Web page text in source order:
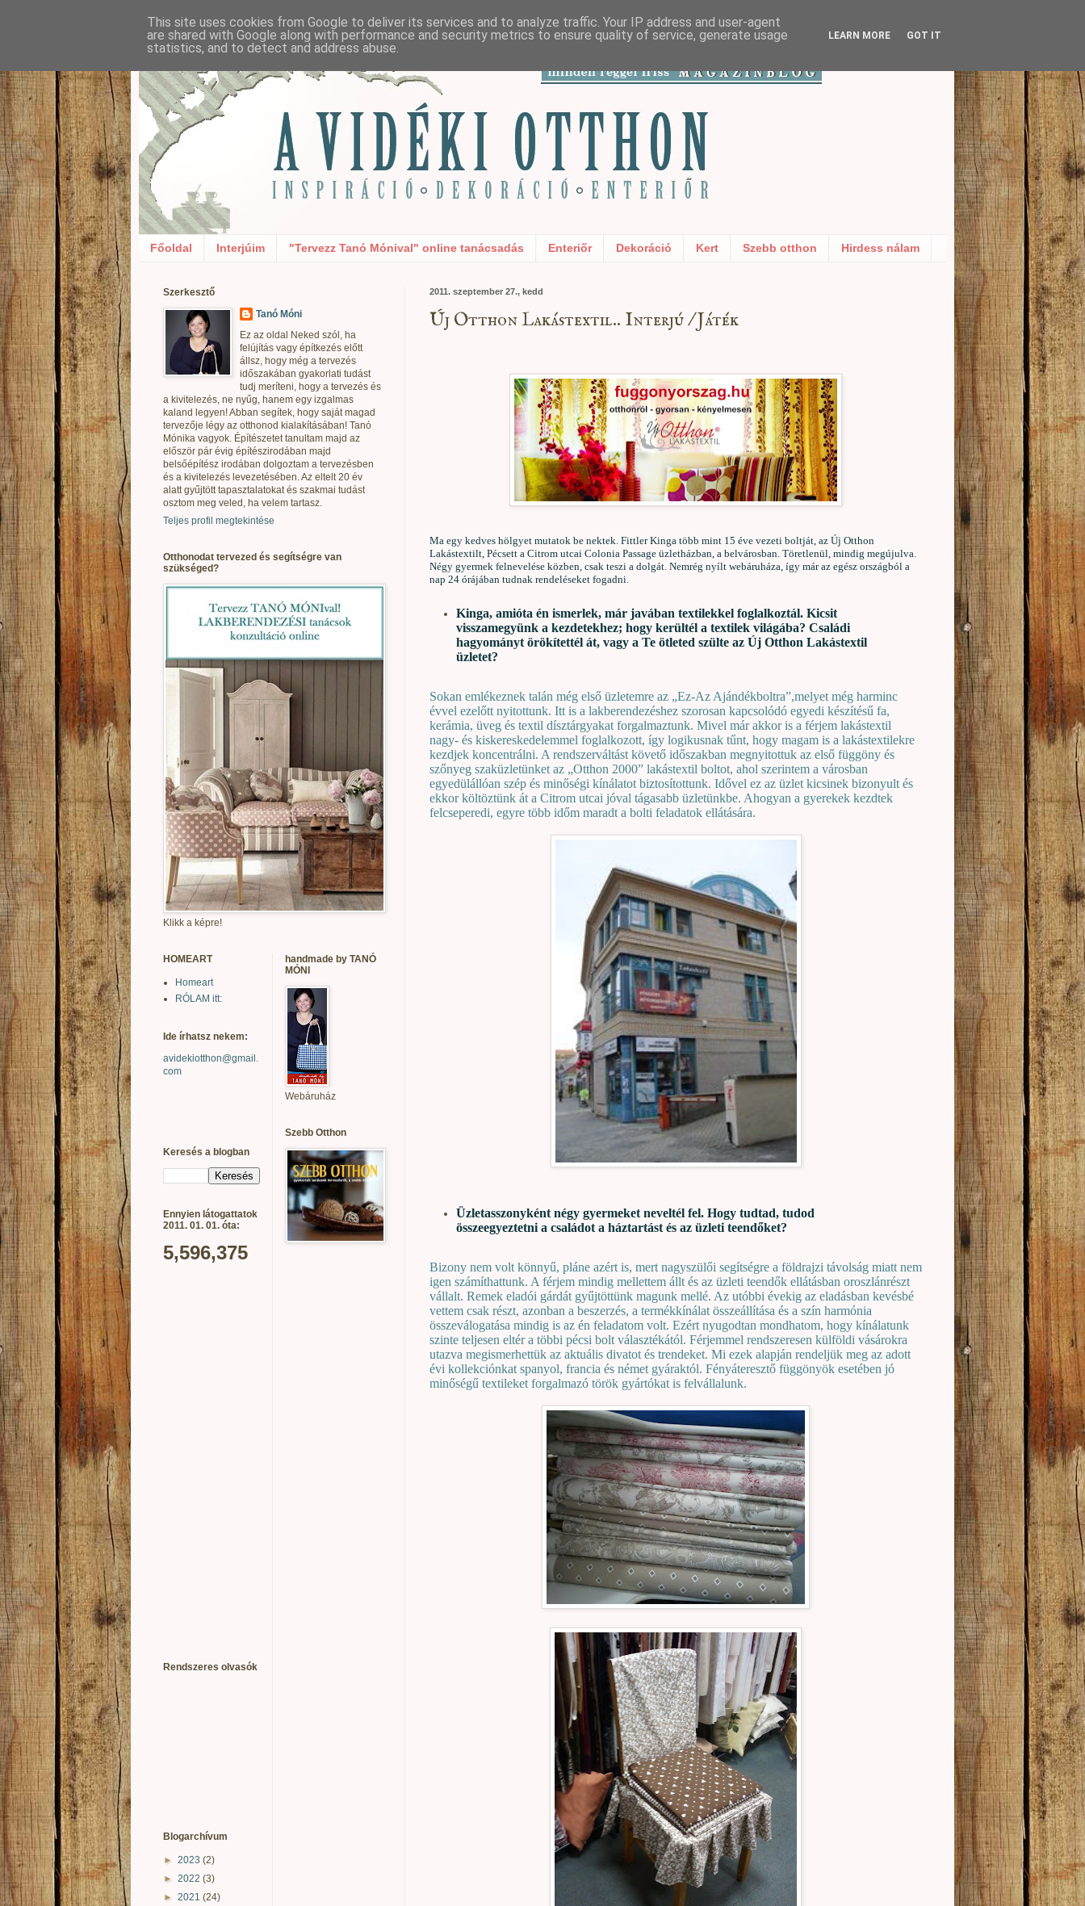
Főoldal Interjúim "Tervezz Tanó Mónival" online tanácsadás Enteriőr Dekoráció Kert Szebb otthon Hirdess nálam
2011. szeptember 27., kedd
Új Otthon Lakástextil.. Interjú / Játék
Ma egy kedves hölgyet mutatok be nektek. Fittler Kinga több mint 15 éve vezeti boltját, az Új Otthon
Lakástextilt, Pécsett a Citrom utcai Colonia Passage üzletházban, a belvárosban. Töretlenül, mindig megújulva.
Négy gyermek felnevelése közben, csak teszi a dolgát. Nemrég nyílt webáruháza, így már az egész országból a
nap 24 órájában tudnak rendeléseket fogadni.
Kinga, amióta én ismerlek, már javában textilekkel foglalkoztál. Kicsit
visszamegyünk a kezdetekhez; hogy kerültél a textilek világába? Családi
hagyományt örökítettél át, vagy a Te ötleted szülte az Új Otthon Lakástextil
üzletet?
Sokan emlékeznek talán még első üzletemre az „Ez-Az Ajándékboltra”,melyet még harminc
évvel ezelőtt nyitottunk. Itt is a lakberendezéshez szorosan kapcsolódó egyedi készítésű fa,
kerámia, üveg és textil dísztárgyakat forgalmaztunk. Mivel már akkor is a férjem lakástextil
nagy- és kiskereskedelemmel foglalkozott, így logikusnak tűnt, hogy magam is a lakástextilekre
kezdjek koncentrálni. A rendszerváltást követő időszakban megnyitottuk az első függöny és
szőnyeg szaküzletünket az „Otthon 2000” lakástextil boltot, ahol szerintem a városban
egyedülállóan szép és minőségi kínálatot biztosítottunk. Idővel ez az üzlet kicsinek bizonyult és
ekkor költöztünk át a Citrom utcai jóval tágasabb üzletünkbe. Ahogyan a gyerekek kezdtek
felcseperedi, egyre több időm maradt a bolti feladatok ellátására.
Üzletasszonyként négy gyermeket neveltél fel. Hogy tudtad, tudod
összeegyeztetni a családot a háztartást és az üzleti teendőket?
Bizony nem volt könnyű, pláne azért is, mert nagyszülői segítségre a földrajzi távolság miatt nem
igen számíthattunk. A férjem mindig mellettem állt és az üzleti teendők ellátásban oroszlánrészt
vállalt. Remek eladói gárdát gyűjtöttünk magunk mellé. Az utóbbi évekig az eladásban kevésbé
vettem csak részt, azonban a beszerzés, a termékkínálat összeállítása és a szín harmónia
összeválogatása mindig is az én feladatom volt. Ezért nyugodtan mondhatom, hogy kínálatunk
szinte teljesen eltér a többi pécsi bolt választékától. Férjemmel rendszeresen külföldi vásárokra
utazva megismerhettük az aktuális divatot és trendeket. Mi ezek alapján rendeljük meg az adott
évi kollekciónkat spanyol, francia és német gyáraktól. Fényáteresztő függönyök esetében jó
minőségű textileket forgalmazó török gyártókat is felvállalunk.
Szerkesztő
Tanó Móni
Ez az oldal Neked szól, ha
felújítás vagy építkezés előtt
állsz, hogy még a tervezés
időszakában gyakorlati tudást
tudj meríteni, hogy a tervezés és
a kivitelezés, ne nyűg, hanem egy izgalmas
kaland legyen! Abban segítek, hogy saját magad
tervezője légy az otthonod kialakításában! Tanó
Mónika vagyok. Építészetet tanultam majd az
először pár évig építészirodában majd
belsőépítész irodában dolgoztam a tervezésben
és a kivitelezés levezetésében. Az eltelt 20 év
alatt gyűjtött tapasztalatokat és szakmai tudást
osztom meg veled, ha velem tartasz.
Teljes profil megtekintése
Otthonodat tervezed és segítségre van
szükséged?
Klikk a képre!
HOMEART
Homeart
RÓLAM itt:
Ide írhatsz nekem:
avidekiotthon@gmail.
com
Keresés a blogban
Ennyien látogattatok
2011. 01. 01. óta:
5,596,375
Rendszeres olvasók
Blogarchívum
► 2023 (2)
► 2022 (3)
► 2021 (24)
handmade by TANÓ
MÓNI
Webáruház
Szebb Otthon
This site uses cookies from Google to deliver its services and to analyze traffic. Your IP address and user-agent
are shared with Google along with performance and security metrics to ensure quality of service, generate usage
statistics, and to detect and address abuse.
LEARN MORE GOT IT